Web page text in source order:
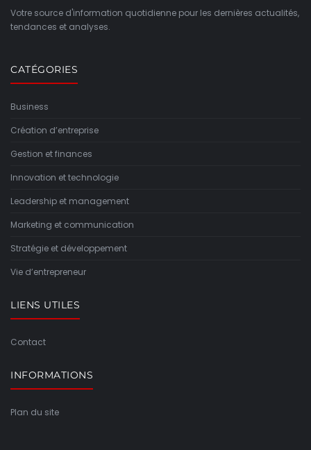
Votre source d'information quotidienne pour les dernières actualités,
tendances et analyses.
CATÉGORIES
Business
Création d’entreprise
Gestion et finances
Innovation et technologie
Leadership et management
Marketing et communication
Stratégie et développement
Vie d’entrepreneur
LIENS UTILES
Contact
INFORMATIONS
Plan du site